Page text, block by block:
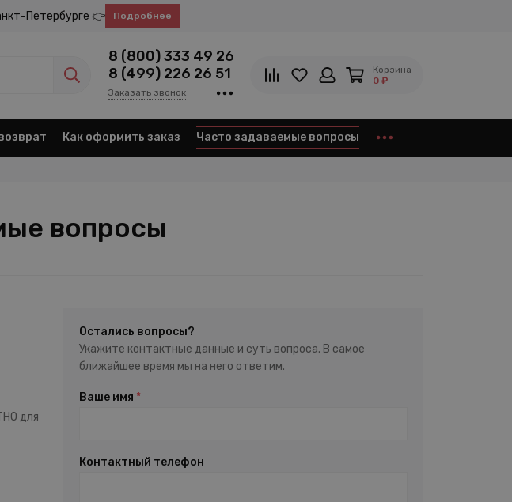
Петербурге 👉 Подробнее
8 (800) 333 49 26
8 (499) 226 26 51
Заказать звонок
Корзина
0 ₽
Как оформить заказ Часто задаваемые вопросы
вопросы
для
Остались вопросы?
Укажите контактные данные и суть вопроса. В самое
ближайшее время мы на него ответим.
Ваше имя *
Контактный телефон